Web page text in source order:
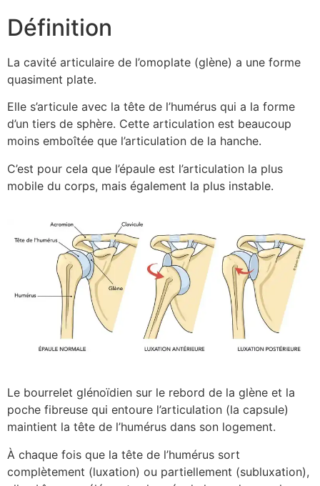
Définition
La cavité articulaire de l’omoplate (glène) a une forme
quasiment plate.
Elle s’articule avec la tête de l’humérus qui a la forme
d’un tiers de sphère. Cette articulation est beaucoup
moins emboîtée que l’articulation de la hanche.
C’est pour cela que l’épaule est l’articulation la plus
mobile du corps, mais également la plus instable.
Le bourrelet glénoïdien sur le rebord de la glène et la
poche fibreuse qui entoure l’articulation (la capsule)
maintient la tête de l’humérus dans son logement.
À chaque fois que la tête de l’humérus sort
complètement (luxation) ou partiellement (subluxation),